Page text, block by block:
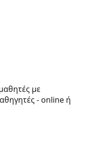
με
- online ή